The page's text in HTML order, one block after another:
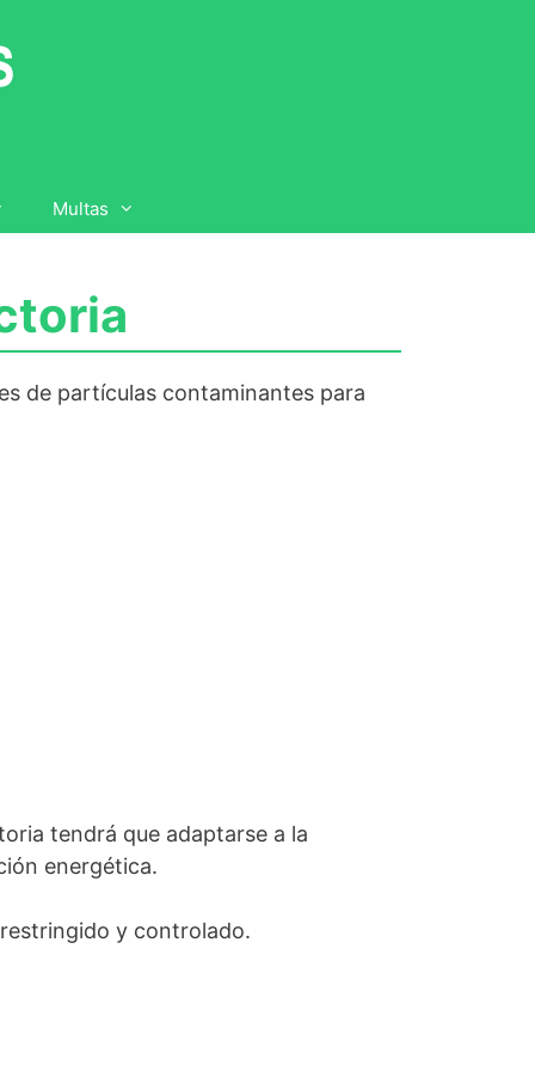
Multas
de partículas contaminantes para
tendrá que adaptarse a la
energética.
restringido y controlado.